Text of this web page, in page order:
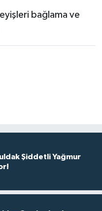
bağlama ve
Şiddetli Yağmur